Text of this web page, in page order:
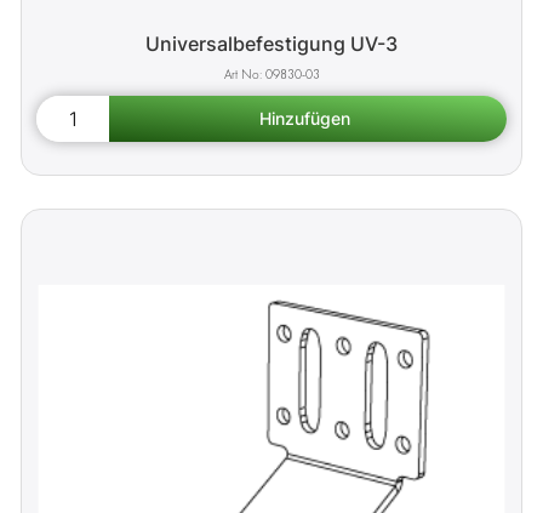
Universalbefestigung UV-3
09830-03